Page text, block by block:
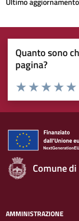
Quanto sono
pagina?
Rating:
Valuta
Valuta 3
Valuta 2 stelle
Valuta 1 stelle su 5
Comune
AMMINISTRAZIONE